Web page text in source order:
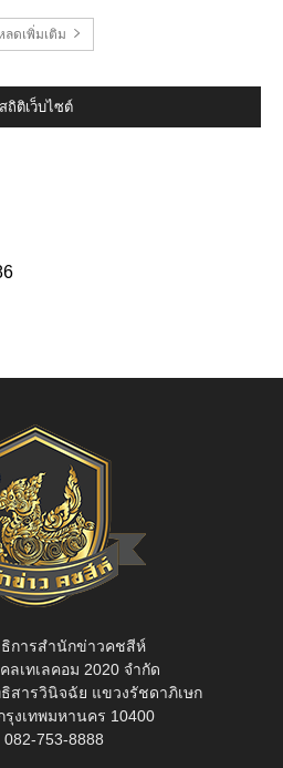
ลดเพิ่มเติม
สถิติเว็บไซต์
การสำนักข่าวคชสีห์
ลเทเลคอม 2020 จำกัด
สารวินิจฉัย แขวงรัชดาภิเษก
งเทพมหานคร 10400
082-753-8888